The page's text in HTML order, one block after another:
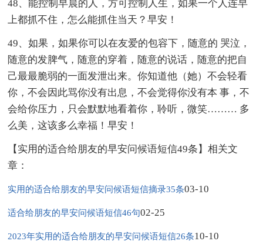
48、能控制早晨的人，方可控制人生，如果一个人连早
上都抓不住，怎么能抓住当天？早安！
49、如果，如果你可以在友爱的包容下，随意的 哭泣，
随意的发脾气，随意的穿着，随意的说话，随意的把自
己最最脆弱的一面发泄出来。你知道他（她）不会轻看
你，不会因此骂你没有出息，不会觉得你没有本 事，不
会给你压力，只会默默地看着你，聆听，微笑……… 多
么美，这该多么幸福！早安！
【实用的适合给朋友的早安问候语短信49条】相关文
章：
实用的适合给朋友的早安问候语短信摘录35条03-10
适合给朋友的早安问候语短信46句02-25
2023年实用的适合给朋友的早安问候语短信26条10-10